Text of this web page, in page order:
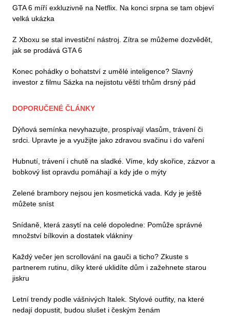
GTA 6 míří exkluzivně na Netflix. Na konci srpna se tam objeví
velká ukázka
Z Xboxu se stal investiční nástroj. Zítra se můžeme dozvědět,
jak se prodává GTA 6
Konec pohádky o bohatství z umělé inteligence? Slavný
investor z filmu Sázka na nejistotu věští trhům drsný pád
DOPORUČENÉ ČLÁNKY
Dýňová semínka nevyhazujte, prospívají vlasům, trávení či
srdci. Upravte je a využijte jako zdravou svačinu i do vaření
Hubnutí, trávení i chutě na sladké. Víme, kdy skořice, zázvor a
bobkový list opravdu pomáhají a kdy jde o mýty
Zelené brambory nejsou jen kosmetická vada. Kdy je ještě
můžete sníst
Snídaně, která zasytí na celé dopoledne: Pomůže správné
množství bílkovin a dostatek vlákniny
Každý večer jen scrollování na gauči a ticho? Zkuste s
partnerem rutinu, díky které uklidíte dům i zažehnete starou
jiskru
Letní trendy podle vášnivých Italek. Stylové outfity, na které
nedají dopustit, budou slušet i českým ženám